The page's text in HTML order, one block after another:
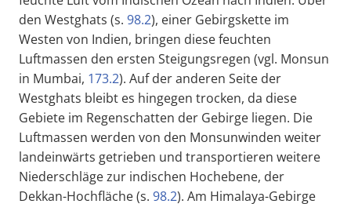
den Westghats (s. 98.2), einer Gebirgskette im
Westen von Indien, bringen diese feuchten
Luftmassen den ersten Steigungsregen (vgl. Monsun
in Mumbai, 173.2). Auf der anderen Seite der
Westghats bleibt es hingegen trocken, da diese
Gebiete im Regenschatten der Gebirge liegen. Die
Luftmassen werden von den Monsunwinden weiter
landeinwärts getrieben und transportieren weitere
Niederschläge zur indischen Hochebene, der
Dekkan-Hochfläche (s. 98.2). Am Himalaya-Gebirge